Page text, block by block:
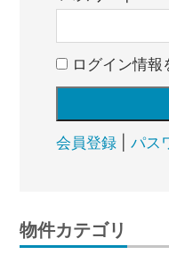
ログイン情報
会員登録| パス
物件カテゴリ